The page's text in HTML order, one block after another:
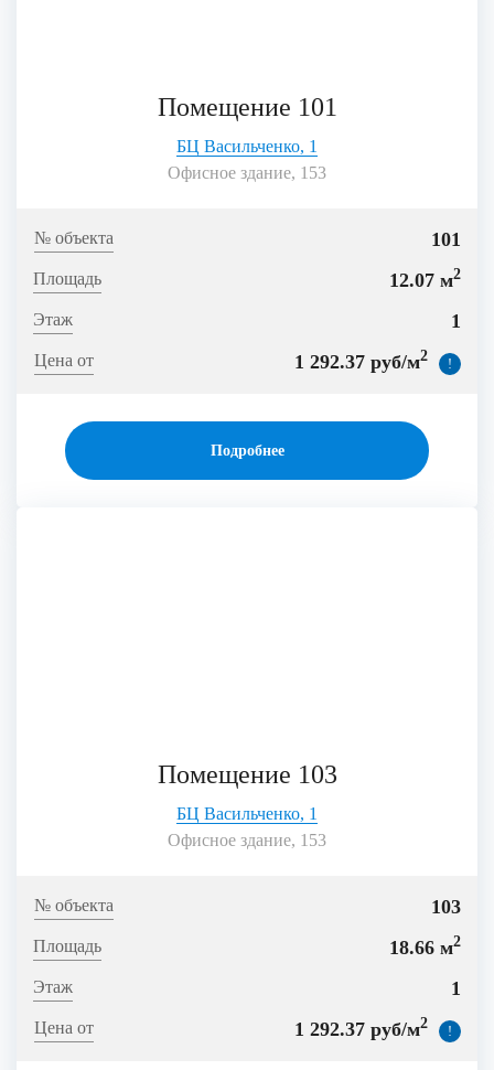
Помещение 101
БЦ Васильченко, 1
Офисное здание, 153
101
12.07 м2
1
1 292.37 руб/м2 !
Подробнее
Помещение 103
БЦ Васильченко, 1
Офисное здание, 153
103
18.66 м2
1
1 292.37 руб/м2 !